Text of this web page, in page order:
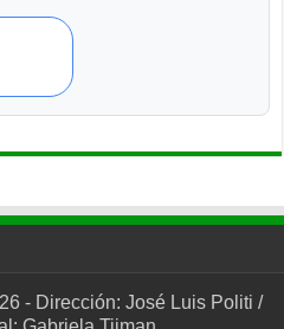
- Dirección: José Luis Politi /